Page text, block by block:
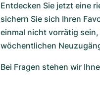
Entdecken Sie jetzt eine
sichern Sie sich Ihren
einmal nicht vorrätig
wöchentlichen
Bei Fragen stehen wir